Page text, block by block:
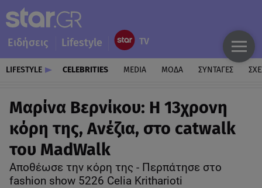
Ειδήσεις Lifestyle
LIFESTYLE CELEBRITIES MEDIA ΜΟΔΑ ΣΥΝΤΑΓΕΣ
Μαρίνα Βερνίκου: Η 13χρονη
κόρη της, Ανέζια, στο catwalk
του MadWalk
Αποθέωσε την κόρη της - Περπάτησε στο
fashion show 5226 Celia Kritharioti